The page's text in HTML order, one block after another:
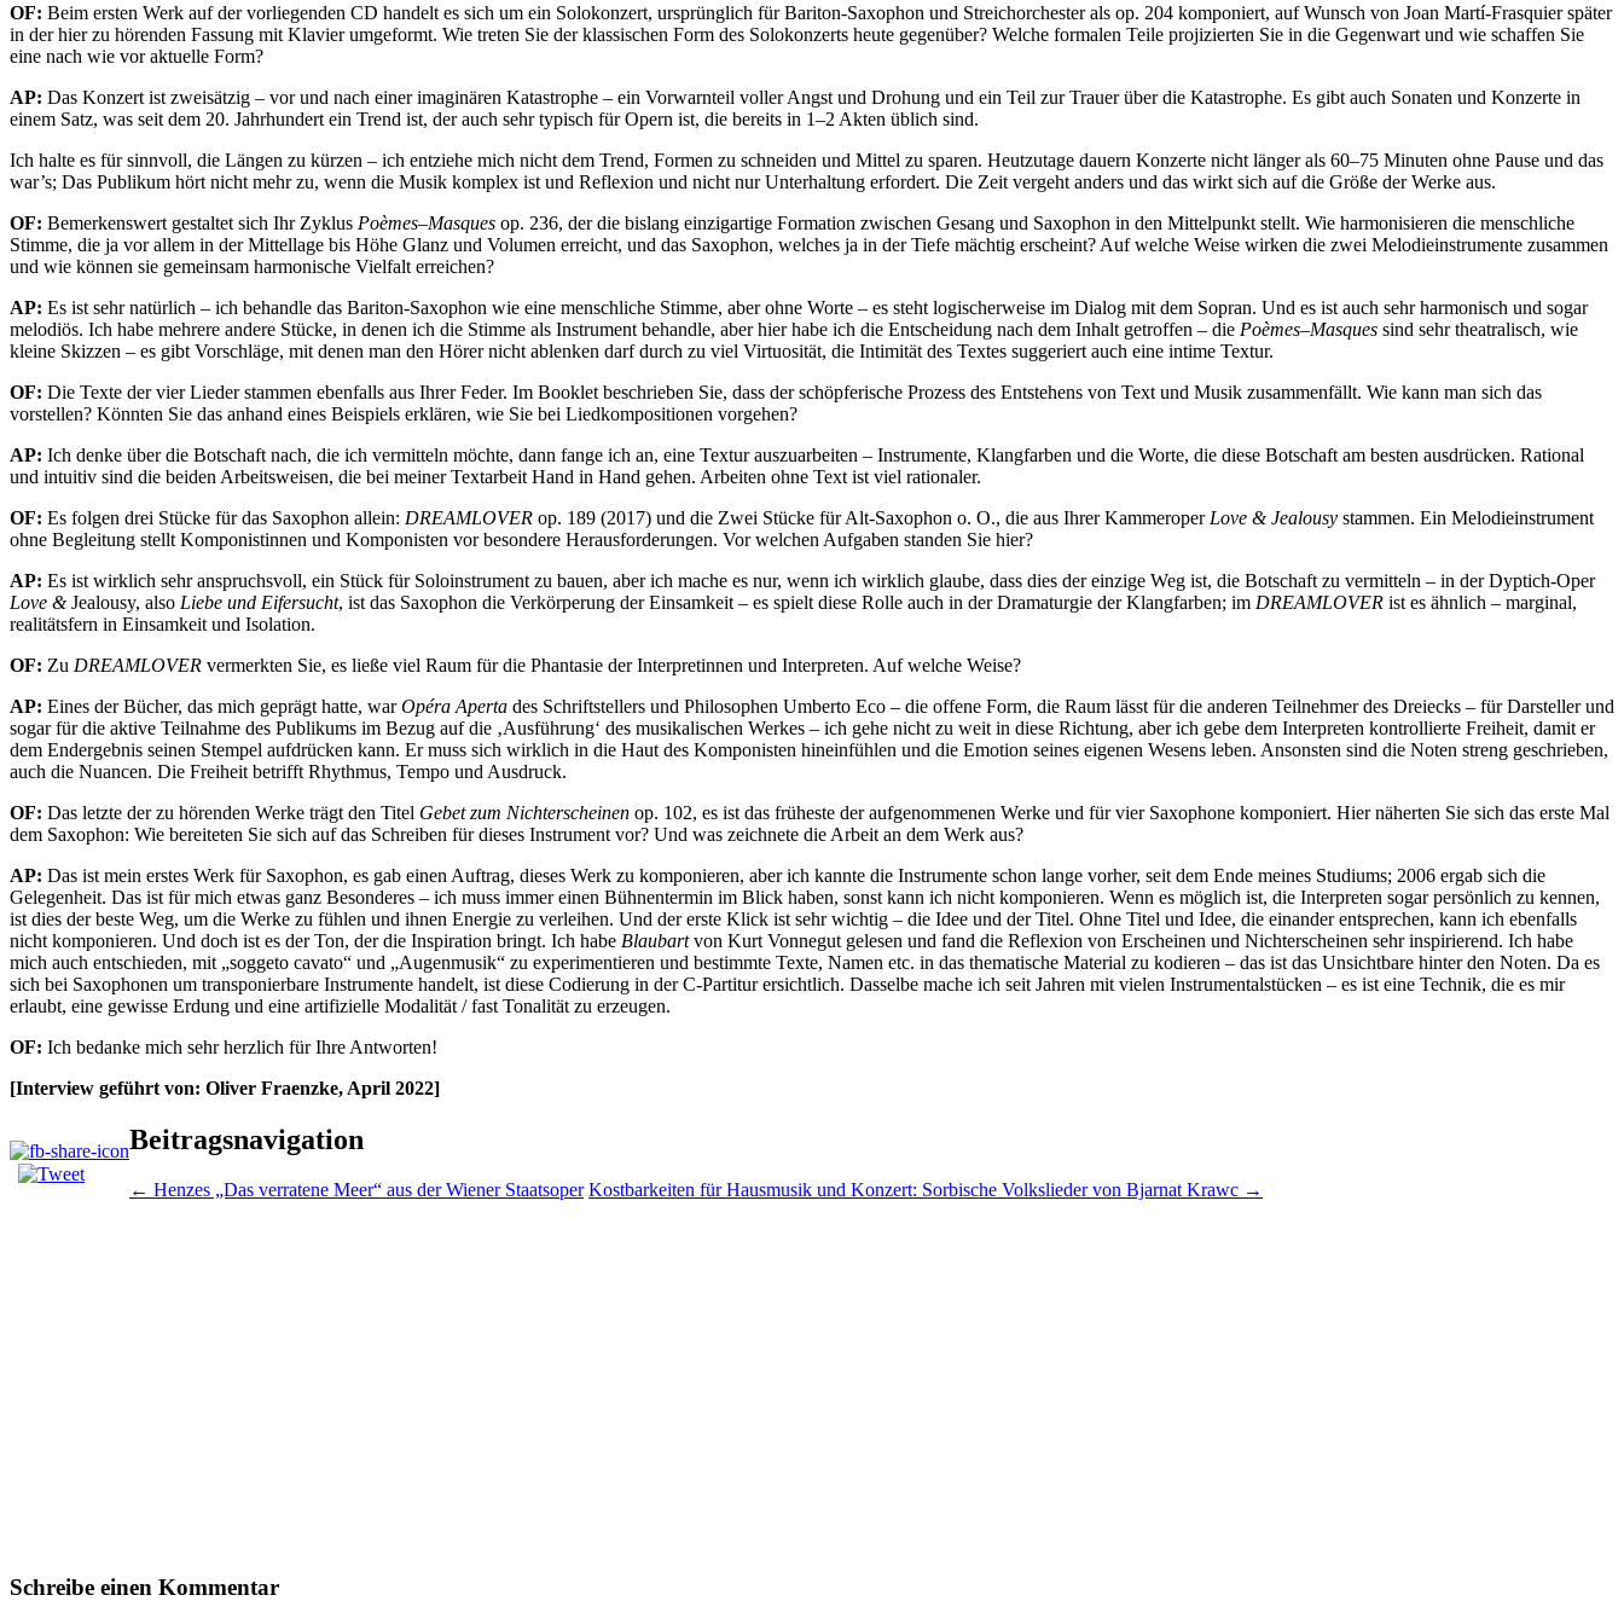
OF: Beim ersten Werk auf der vorliegenden CD handelt es sich um ein Solokonzert, ursprünglich für Bariton-Saxophon und Streichorchester als op. 204 komponiert, auf Wunsch von Joan Martí-Frasquier später
in der hier zu hörenden Fassung mit Klavier umgeformt. Wie treten Sie der klassischen Form des Solokonzerts heute gegenüber? Welche formalen Teile projizierten Sie in die Gegenwart und wie schaffen Sie
eine nach wie vor aktuelle Form?
AP: Das Konzert ist zweisätzig – vor und nach einer imaginären Katastrophe – ein Vorwarnteil voller Angst und Drohung und ein Teil zur Trauer über die Katastrophe. Es gibt auch Sonaten und Konzerte in
einem Satz, was seit dem 20. Jahrhundert ein Trend ist, der auch sehr typisch für Opern ist, die bereits in 1–2 Akten üblich sind.
Ich halte es für sinnvoll, die Längen zu kürzen – ich entziehe mich nicht dem Trend, Formen zu schneiden und Mittel zu sparen. Heutzutage dauern Konzerte nicht länger als 60–75 Minuten ohne Pause und das
war’s; Das Publikum hört nicht mehr zu, wenn die Musik komplex ist und Reflexion und nicht nur Unterhaltung erfordert. Die Zeit vergeht anders und das wirkt sich auf die Größe der Werke aus.
OF: Bemerkenswert gestaltet sich Ihr Zyklus Poèmes–Masques op. 236, der die bislang einzigartige Formation zwischen Gesang und Saxophon in den Mittelpunkt stellt. Wie harmonisieren die menschliche
Stimme, die ja vor allem in der Mittellage bis Höhe Glanz und Volumen erreicht, und das Saxophon, welches ja in der Tiefe mächtig erscheint? Auf welche Weise wirken die zwei Melodieinstrumente zusammen
und wie können sie gemeinsam harmonische Vielfalt erreichen?
AP: Es ist sehr natürlich – ich behandle das Bariton-Saxophon wie eine menschliche Stimme, aber ohne Worte – es steht logischerweise im Dialog mit dem Sopran. Und es ist auch sehr harmonisch und sogar
melodiös. Ich habe mehrere andere Stücke, in denen ich die Stimme als Instrument behandle, aber hier habe ich die Entscheidung nach dem Inhalt getroffen – die Poèmes–Masques sind sehr theatralisch, wie
kleine Skizzen – es gibt Vorschläge, mit denen man den Hörer nicht ablenken darf durch zu viel Virtuosität, die Intimität des Textes suggeriert auch eine intime Textur.
OF: Die Texte der vier Lieder stammen ebenfalls aus Ihrer Feder. Im Booklet beschrieben Sie, dass der schöpferische Prozess des Entstehens von Text und Musik zusammenfällt. Wie kann man sich das
vorstellen? Könnten Sie das anhand eines Beispiels erklären, wie Sie bei Liedkompositionen vorgehen?
AP: Ich denke über die Botschaft nach, die ich vermitteln möchte, dann fange ich an, eine Textur auszuarbeiten – Instrumente, Klangfarben und die Worte, die diese Botschaft am besten ausdrücken. Rational
und intuitiv sind die beiden Arbeitsweisen, die bei meiner Textarbeit Hand in Hand gehen. Arbeiten ohne Text ist viel rationaler.
OF: Es folgen drei Stücke für das Saxophon allein: DREAMLOVER op. 189 (2017) und die Zwei Stücke für Alt-Saxophon o. O., die aus Ihrer Kammeroper Love & Jealousy stammen. Ein Melodieinstrument
ohne Begleitung stellt Komponistinnen und Komponisten vor besondere Herausforderungen. Vor welchen Aufgaben standen Sie hier?
AP: Es ist wirklich sehr anspruchsvoll, ein Stück für Soloinstrument zu bauen, aber ich mache es nur, wenn ich wirklich glaube, dass dies der einzige Weg ist, die Botschaft zu vermitteln – in der Dyptich-Oper
Love &Jealousy, also Liebe und Eifersucht, ist das Saxophon die Verkörperung der Einsamkeit – es spielt diese Rolle auch in der Dramaturgie der Klangfarben; im DREAMLOVER ist es ähnlich – marginal,
realitätsfern in Einsamkeit und Isolation.
OF: Zu DREAMLOVER vermerkten Sie, es ließe viel Raum für die Phantasie der Interpretinnen und Interpreten. Auf welche Weise?
AP: Eines der Bücher, das mich geprägt hatte, warOpéra Aperta des Schriftstellers und Philosophen Umberto Eco – die offene Form, die Raum lässt für die anderen Teilnehmer des Dreiecks – für Darsteller und
sogar für die aktive Teilnahme des Publikums im Bezug auf die ‚Ausführung‘ des musikalischen Werkes – ich gehe nicht zu weit in diese Richtung, aber ich gebe dem Interpreten kontrollierte Freiheit, damit er
dem Endergebnis seinen Stempel aufdrücken kann. Er muss sich wirklich in die Haut des Komponisten hineinfühlen und die Emotion seines eigenen Wesens leben. Ansonsten sind die Noten streng geschrieben,
auch die Nuancen. Die Freiheit betrifft Rhythmus, Tempo und Ausdruck.
OF: Das letzte der zu hörenden Werke trägt den Titel Gebet zum Nichterscheinen op. 102, es ist das früheste der aufgenommenen Werke und für vier Saxophone komponiert. Hier näherten Sie sich das erste Mal
dem Saxophon: Wie bereiteten Sie sich auf das Schreiben für dieses Instrument vor? Und was zeichnete die Arbeit an dem Werk aus?
AP: Das ist mein erstes Werk für Saxophon, es gab einen Auftrag, dieses Werk zu komponieren, aber ich kannte die Instrumente schon lange vorher, seit dem Ende meines Studiums; 2006 ergab sich die
Gelegenheit. Das ist für mich etwas ganz Besonderes – ich muss immer einen Bühnentermin im Blick haben, sonst kann ich nicht komponieren. Wenn es möglich ist, die Interpreten sogar persönlich zu kennen,
ist dies der beste Weg, um die Werke zu fühlen und ihnen Energie zu verleihen. Und der erste Klick ist sehr wichtig – die Idee und der Titel. Ohne Titel und Idee, die einander entsprechen, kann ich ebenfalls
nicht komponieren. Und doch ist es der Ton, der die Inspiration bringt. Ich habe Blaubartvon Kurt Vonnegut gelesen und fand die Reflexion von Erscheinen und Nichterscheinen sehr inspirierend. Ich habe
mich auch entschieden, mit „soggeto cavato“ und „Augenmusik“ zu experimentieren und bestimmte Texte, Namen etc. in das thematische Material zu kodieren – das ist das Unsichtbare hinter den Noten. Da es
sich bei Saxophonen um transponierbare Instrumente handelt, ist diese Codierung in der C-Partitur ersichtlich. Dasselbe mache ich seit Jahren mit vielen Instrumentalstücken – es ist eine Technik, die es mir
erlaubt, eine gewisse Erdung und eine artifizielle Modalität / fast Tonalität zu erzeugen.
OF: Ich bedanke mich sehr herzlich für Ihre Antworten!
[Interview geführt von: Oliver Fraenzke, April 2022]
Beitragsnavigation
← Henzes „Das verratene Meer“ aus der Wiener Staatsoper Kostbarkeiten für Hausmusik und Konzert: Sorbische Volkslieder von Bjarnat Krawc →
Schreibe einen Kommentar